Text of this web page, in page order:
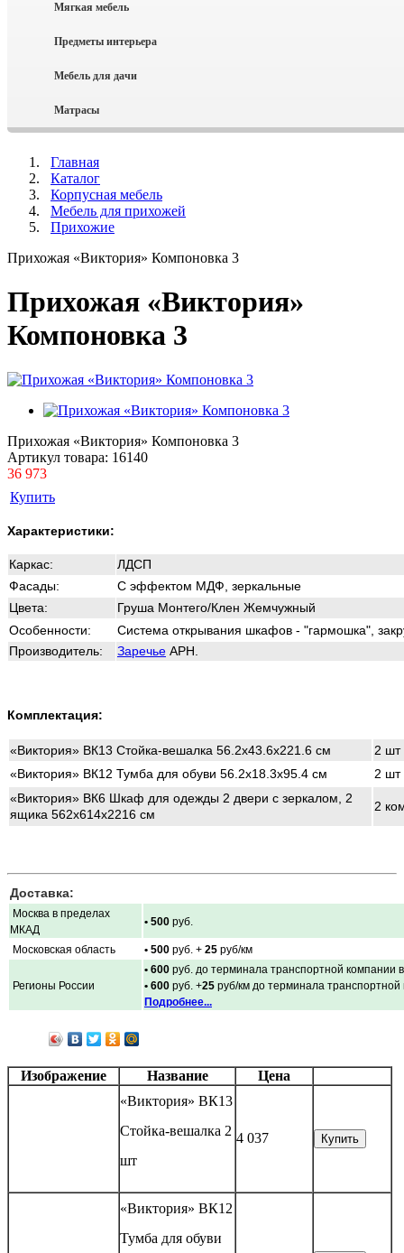
Мягкая мебель
Предметы интерьера
Мебель для дачи
Матраcы
Главная
Каталог
Корпусная мебель
Мебель для прихожей
Прихожие
Прихожая «Виктория» Компоновка 3
Прихожая «Виктория»
Компоновка 3
Прихожая «Виктория» Компоновка 3
Артикул товара: 16140
36 973
Купить
Характеристики:
Каркас:
ЛДСП
Фасады:
С эффектом МДФ, зеркальные
Цвета:
Груша Монтего/Клен Жемчужный
Особенности:
Система открывания шкафов - "гармошка",
Производитель:
Заречье АРН.
Комплектация:
«Виктория» ВК13 Стойка-вешалка 56.2x43.6x221.6 см
2 шт
«Виктория» ВК12 Тумба для обуви 56.2x18.3x95.4 см
2 шт
«Виктория» ВК6 Шкаф для одежды 2 двери с зеркалом, 2
ящика 562x614x2216 см
2
Доставка:
Москва в пределах
МКАД
• 500 руб.
Московская область • 500 руб. + 25 руб/км
Регионы России
• 600 руб. до терминала транспортной компании
• 600 руб. +25 руб/км до терминала
Подробнее...
Изображение Название
Цена
«Виктория» ВК13
Стойка-вешалка 2
шт
4 037 Купить
«Виктория» ВК12
Тумба для обуви